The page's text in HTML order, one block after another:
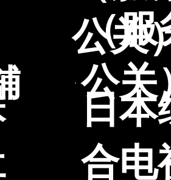
公关
（服
公关
日本
合电